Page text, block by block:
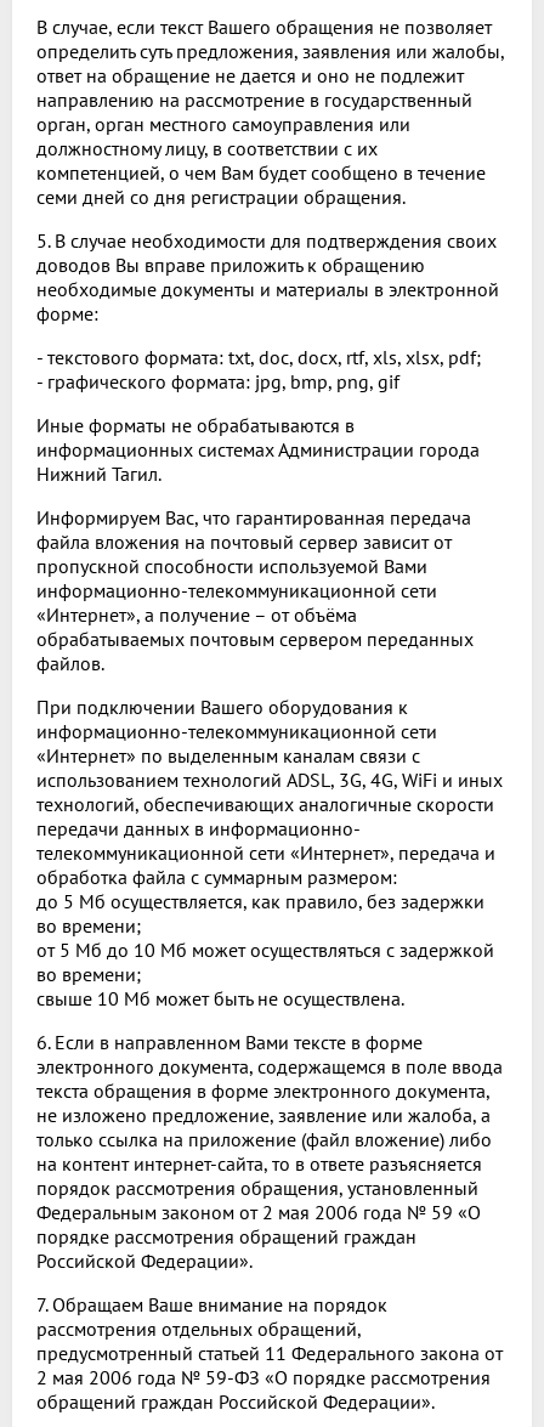
В случае, если текст Вашего обращения не позволяет
определить суть предложения, заявления или жалобы,
ответ на обращение не дается и оно не подлежит
направлению на рассмотрение в государственный
орган, орган местного самоуправления или
должностному лицу, в соответствии с их
компетенцией, о чем Вам будет сообщено в течение
семи дней со дня регистрации обращения.
5. В случае необходимости для подтверждения своих
доводов Вы вправе приложить к обращению
необходимые документы и материалы в электронной
форме:
- текстового формата: txt, doc, docx, rtf, xls, xlsx, pdf;
- графического формата: jpg, bmp, png, gif
Иные форматы не обрабатываются в
информационных системах Администрации города
Нижний Тагил.
Информируем Вас, что гарантированная передача
файла вложения на почтовый сервер зависит от
пропускной способности используемой Вами
информационно-телекоммуникационной сети
«Интернет», а получение – от объёма
обрабатываемых почтовым сервером переданных
файлов.
При подключении Вашего оборудования к
информационно-телекоммуникационной сети
«Интернет» по выделенным каналам связи с
использованием технологий ADSL, 3G, 4G, WiFi и иных
технологий, обеспечивающих аналогичные скорости
передачи данных в информационно-
телекоммуникационной сети «Интернет», передача и
обработка файла с суммарным размером:
до 5 Мб осуществляется, как правило, без задержки
во времени;
от 5 Мб до 10 Мб может осуществляться с задержкой
во времени;
свыше 10 Мб может быть не осуществлена.
6. Если в направленном Вами тексте в форме
электронного документа, содержащемся в поле ввода
текста обращения в форме электронного документа,
не изложено предложение, заявление или жалоба, а
только ссылка на приложение (файл вложение) либо
на контент интернет-сайта, то в ответе разъясняется
порядок рассмотрения обращения, установленный
Федеральным законом от 2 мая 2006 года № 59 «О
порядке рассмотрения обращений граждан
Российской Федерации».
7. Обращаем Ваше внимание на порядок
рассмотрения отдельных обращений,
предусмотренный статьей 11 Федерального закона от
2 мая 2006 года № 59-ФЗ «О порядке рассмотрения
обращений граждан Российской Федерации».